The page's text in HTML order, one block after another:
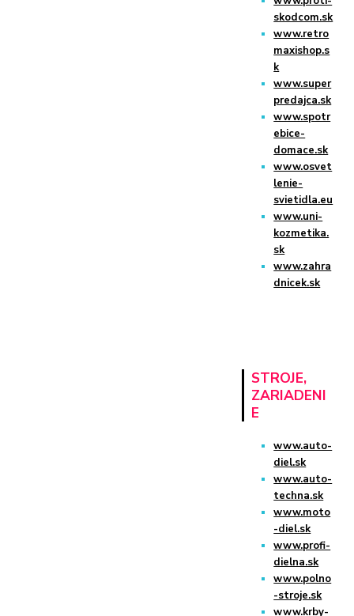
skodcom.sk
www.retro
maxishop.s
k
www.super
predajca.sk
www.spotr
ebice-
domace.sk
www.osvet
lenie-
svietidla.eu
www.uni-
kozmetika.
sk
www.zahra
dnicek.sk
STROJE,
ZARIADENI
E
www.auto-
diel.sk
www.auto-
techna.sk
www.moto
-diel.sk
www.profi-
dielna.sk
www.polno
-stroje.sk
www.krby-